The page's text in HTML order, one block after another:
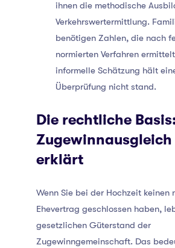
ihnen die methodische
Verkehrswertermittlung.
benötigen Zahlen, die nach
normierten Verfahren
informelle Schätzung hält
Überprüfung nicht stand.
Die rechtliche
erklärt
Wenn Sie bei der Hochzeit keinen
Ehevertrag geschlossen haben,
gesetzlichen Güterstand der
Zugewinngemeinschaft. Das